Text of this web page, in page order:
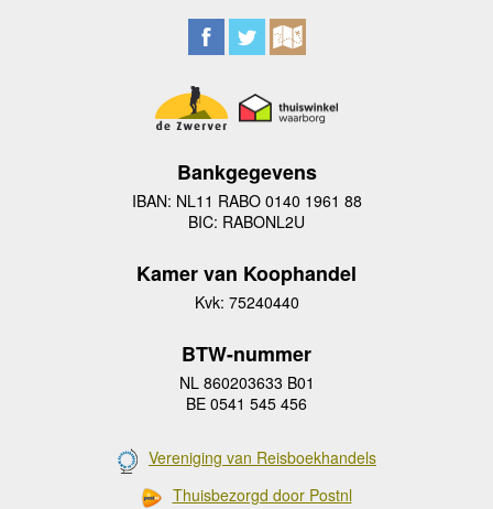
Bankgegevens
IBAN: NL11 RABO 0140 1961 88
BIC: RABONL2U
Kamer van Koophandel
Kvk: 75240440
BTW-nummer
NL 860203633 B01
BE 0541 545 456
Vereniging van Reisboekhandels
Thuisbezorgd door Postnl